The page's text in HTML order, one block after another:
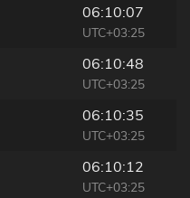
06:10:07
UTC+03:25
06:10:48
UTC+03:25
06:10:35
UTC+03:25
06:10:12
UTC+03:25